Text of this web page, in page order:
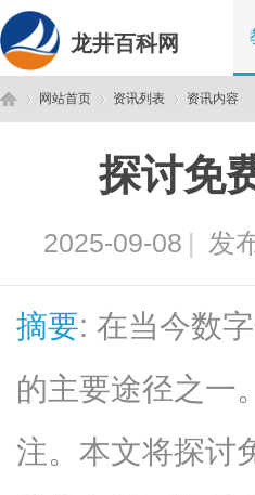
龙井百科网
网站首页 资讯列表
›
资讯内容
探讨免
2025-09-08 | 发
摘要: 在当今数
的主要途径之一
注。本文将探讨